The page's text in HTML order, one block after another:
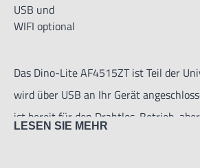
Das Dino-Lite AF4515ZT ist Teil der
wird über USB an Ihr Gerät
ist bereit für den Drahtlos-Betrieb,
LESEN SIE MEHR